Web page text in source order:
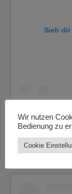
Sieh
Wir nutzen
Bedienung zu
Cookie